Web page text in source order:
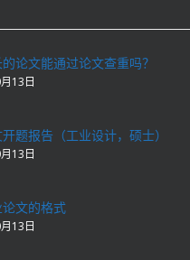
论文能通过论文查重吗？
13日
题报告（工业设计，硕士）
13日
文的格式
13日